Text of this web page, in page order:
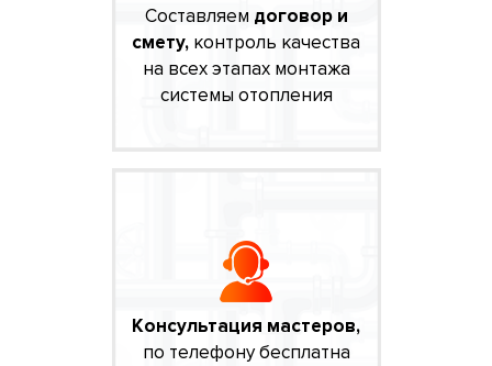
Составляем договор и
смету, контроль качества
на всех этапах монтажа
системы отопления
Консультация мастеров,
по телефону бесплатна